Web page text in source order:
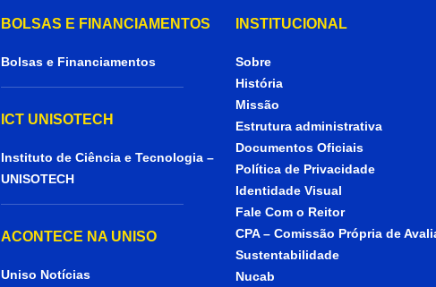
BOLSAS E FINANCIAMENTOS
Bolsas e Financiamentos
ICT UNISOTECH
Instituto de Ciência e Tecnologia –
UNISOTECH
ACONTECE NA UNISO
Uniso Notícias
INSTITUCIONAL
Sobre
História
Missão
Estrutura administrativa
Documentos Oficiais
Política de Privacidade
Identidade Visual
Fale Com o Reitor
CPA – Comissão Própria de
Sustentabilidade
Nucab